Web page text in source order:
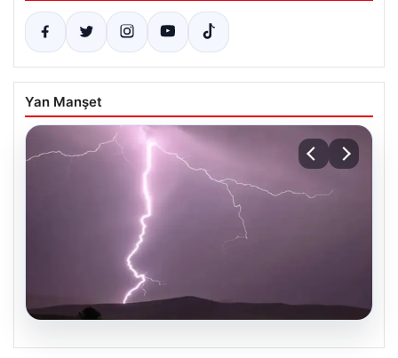
Yan Manşet
04.08.2026